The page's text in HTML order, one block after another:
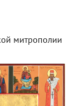
митрополии